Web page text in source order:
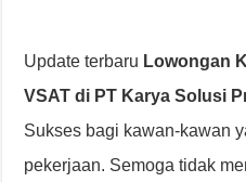
Update terbaru Lowongan
VSAT di PT Karya Solusi
Sukses bagi kawan-kawan
pekerjaan. Semoga tidak